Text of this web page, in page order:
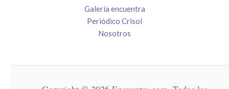
Galería encuentra
Periódico Crisol
Nosotros